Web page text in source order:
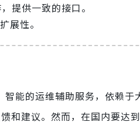
提供一致的接口。
展性。
能的运维辅助服务，依赖于
和建议。然而，在国内要达